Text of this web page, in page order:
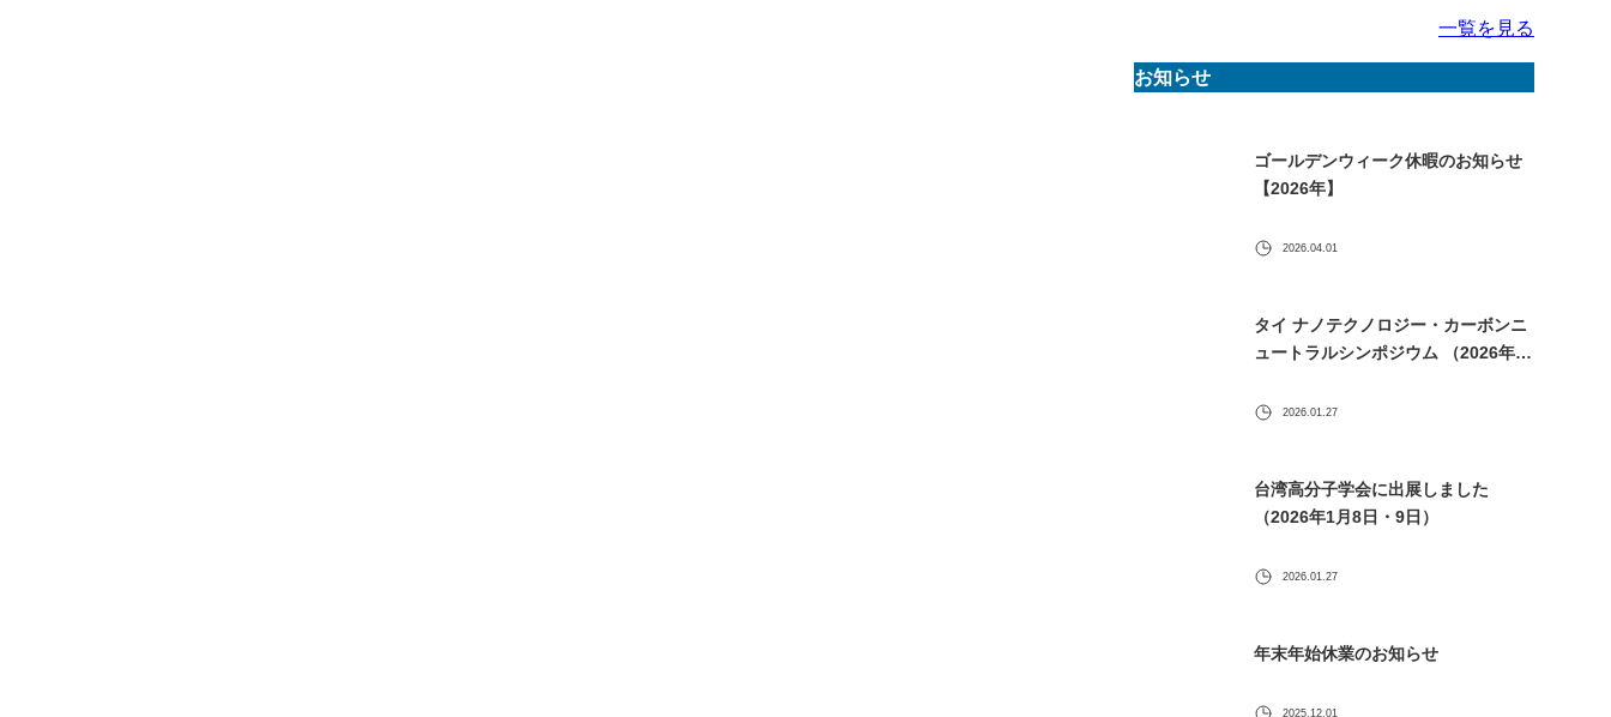
一覧を見る
お知らせ
ゴールデンウィーク休暇のお知らせ
【2026年】
2026.04.01
タイ ナノテクノロジー・カーボンニ
ュートラルシンポジウム （2026年1
2026.01.27
台湾高分子学会に出展しました
（2026年1月8日・9日）
2026.01.27
年末年始休業のお知らせ
2025.12.01